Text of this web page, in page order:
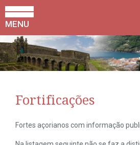
MENU
Fortificações
Fortes açorianos com informação